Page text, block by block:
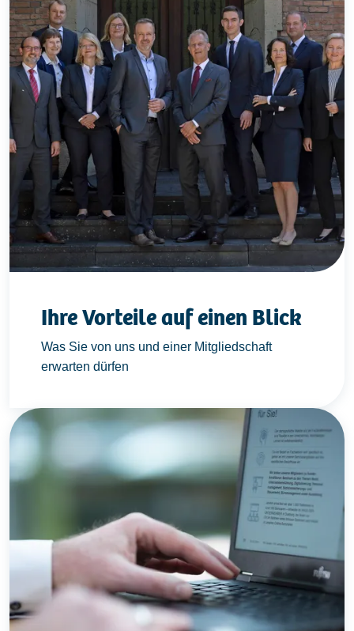
Ihre Vorteile auf einen Blick
Was Sie von uns und einer Mitgliedschaft
erwarten dürfen